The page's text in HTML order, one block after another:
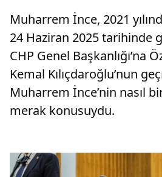
Muharrem İnce, 2021
24 Haziran 2025 tarihinde
CHP Genel Başkanlığı’na
Kemal Kılıçdaroğlu’nun
Muharrem İnce’nin nasıl
merak konusuydu.